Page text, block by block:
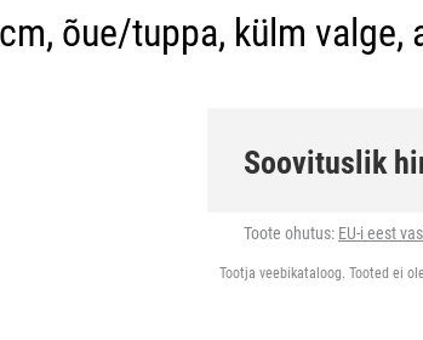
õue/tuppa, külm valge,
Soovituslik
Toote ohutus: EU-i eest
Tootja veebikataloog. Tooted ei